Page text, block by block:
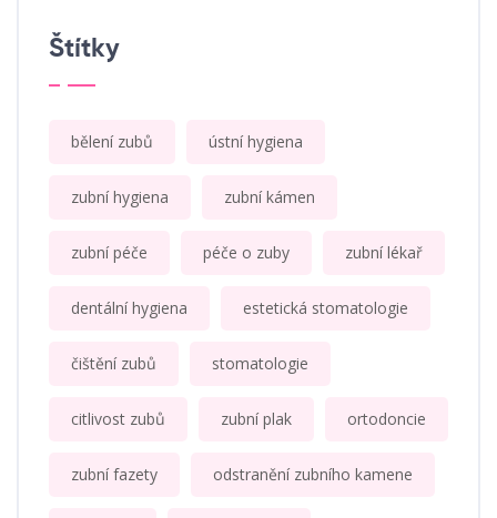
Štítky
bělení zubů ústní hygiena
zubní hygiena zubní kámen
zubní péče péče o zuby zubní lékař
dentální hygiena estetická stomatologie
čištění zubů stomatologie
citlivost zubů zubní plak ortodoncie
zubní fazety odstranění zubního kamene